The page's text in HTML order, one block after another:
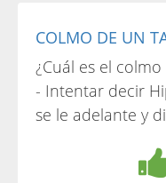
COLMO DE UN
¿Cuál es el
- Intentar decir
se le adelante y